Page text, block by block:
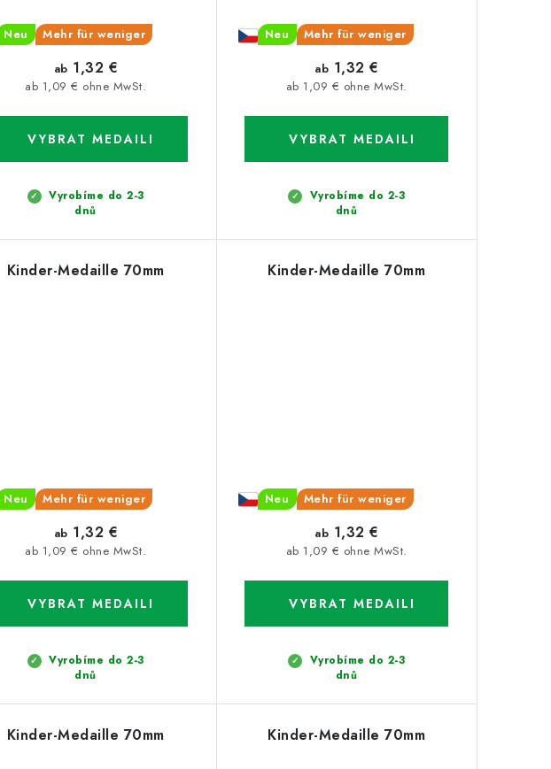
Neu Mehr für weniger
Vyrobíme do 2-3
dnů
ab 1,09 € ohne MwSt.
ab 1,32 €
Neu Mehr für weniger
Vyrobíme do 2-3
dnů
ab 1,09 € ohne MwSt.
ab 1,32 €
Kinder-Medaille 70mm
Neu Mehr für weniger
Vyrobíme do 2-3
dnů
ab 1,09 € ohne MwSt.
ab 1,32 €
Kinder-Medaille 70mm
Neu Mehr für weniger
Vyrobíme do 2-3
dnů
ab 1,09 € ohne MwSt.
ab 1,32 €
Kinder-Medaille 70mm Kinder-Medaille 70mm